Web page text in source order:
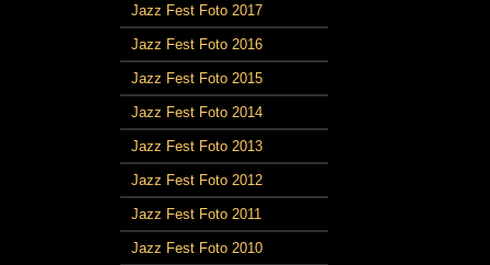
Jazz Fest Foto 2017
Jazz Fest Foto 2016
Jazz Fest Foto 2015
Jazz Fest Foto 2014
Jazz Fest Foto 2013
Jazz Fest Foto 2012
Jazz Fest Foto 2011
Jazz Fest Foto 2010